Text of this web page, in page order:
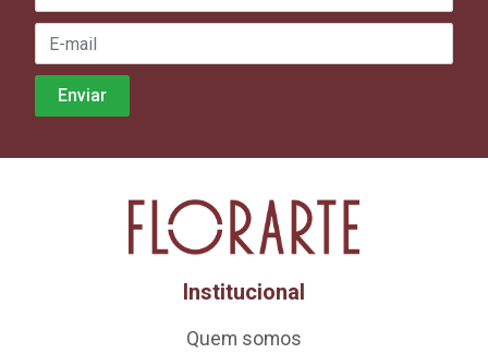
Institucional
Quem somos